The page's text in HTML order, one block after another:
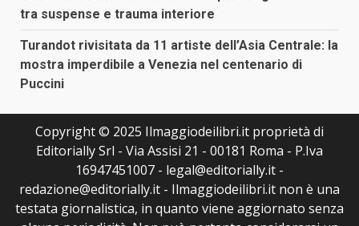
tra suspense e trauma interiore
Turandot rivisitata da 11 artiste dell’Asia Centrale: la
mostra imperdibile a Venezia nel centenario di
Puccini
Copyright © 2025 Ilmaggiodeilibri.it proprietà di
Editorially Srl - Via Assisi 21 - 00181 Roma - P.Iva
16947451007 - legal@editorially.it -
redazione@editorially.it - Ilmaggiodeilibri.it non è una
testata giornalistica, in quanto viene aggiornato senza